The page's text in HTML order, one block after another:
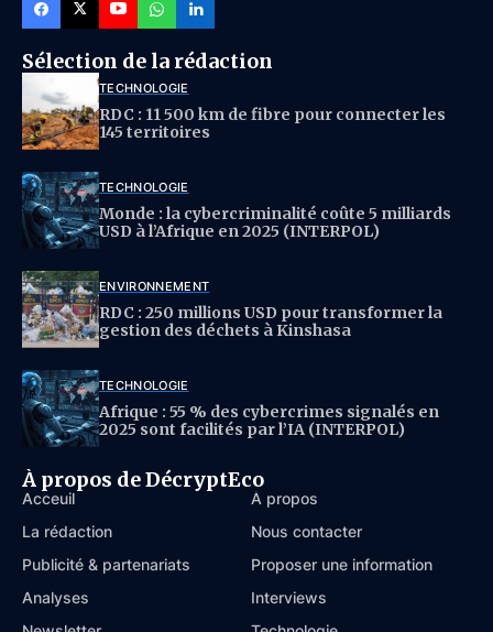
Sélection de la rédaction
TECHNOLOGIE
RDC : 11 500 km de fibre pour connecter les
145 territoires
TECHNOLOGIE
Monde : la cybercriminalité coûte 5 milliards
USD à l’Afrique en 2025 (INTERPOL)
ENVIRONNEMENT
RDC : 250 millions USD pour transformer la
gestion des déchets à Kinshasa
TECHNOLOGIE
Afrique : 55 % des cybercrimes signalés en
2025 sont facilités par l’IA (INTERPOL)
À propos de DécryptEco
Acceuil
À propos
La rédaction
Nous contacter
Publicité & partenariats
Proposer une information
Analyses
Interviews